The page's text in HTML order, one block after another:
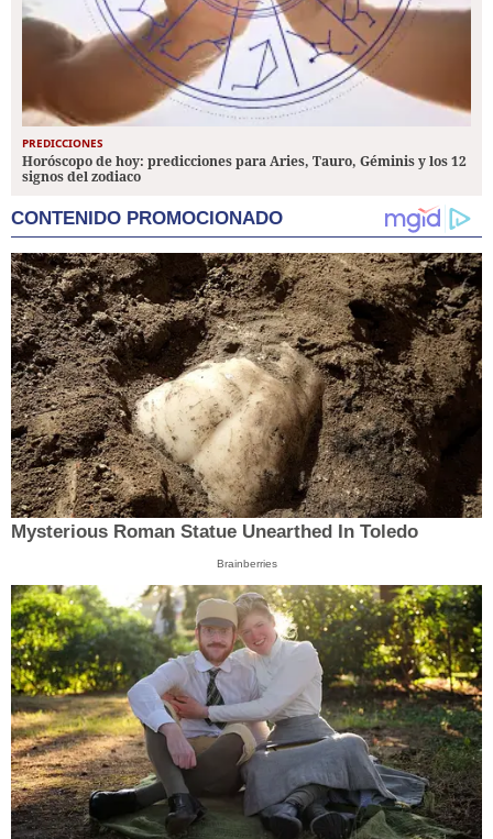
PREDICCIONES
Horóscopo de hoy: predicciones para Aries, Tauro, Géminis y los 12
signos del zodiaco
CONTENIDO PROMOCIONADO
Mysterious Roman Statue Unearthed In Toledo
Brainberries